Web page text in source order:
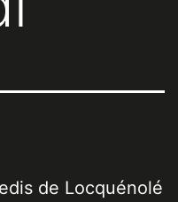
de Locquénolé